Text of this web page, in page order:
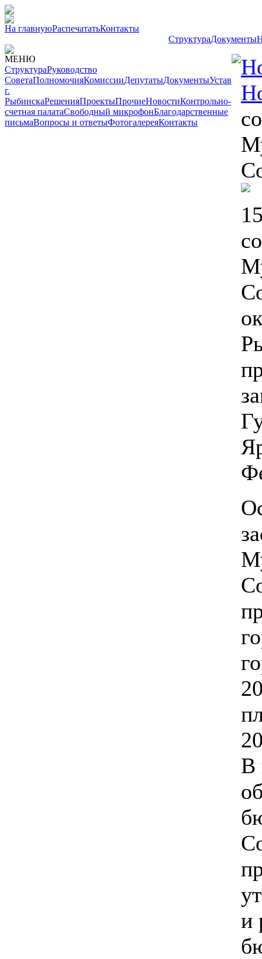
На главнуюРаспечататьКонтакты
СтруктураДокументы
МЕНЮ
СтруктураРуководство
СоветаПолномочияКомиссииДепутатыДокументыУстав
г.
РыбинскаРешенияПроектыПрочиеНовостиКонтрольно-
счетная палатаСвободный микрофонБлагодарственные
письмаВопросы и ответыФотогалереяКонтакты
В
и